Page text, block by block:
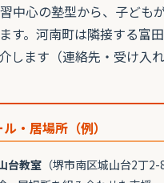
中心の塾型から、子ども
す。河南町は隣接する富
します（連絡先・受け入
・居場所（例）
台教室 （堺市南区城山台2丁